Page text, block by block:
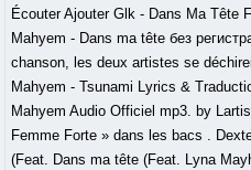
Écouter Ajouter Glk - Dans Ma Tête
Mahyem - Dans ma tête без
chanson, les deux artistes se
Mahyem - Tsunami Lyrics &
Mahyem Audio Officiel mp3. by
Femme Forte » dans les bacs ️.
(Feat. Dans ma tête (Feat. Lyna